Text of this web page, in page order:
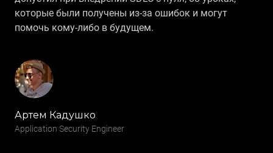
которые были получены из‑за ошибок и могут
помочь кому‑либо в будущем.
Артем Кадушко
Application Security Engineer